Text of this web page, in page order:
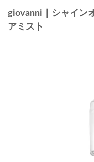
giovanni｜シャイン
アミスト